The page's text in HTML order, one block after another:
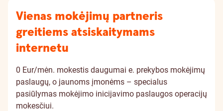
Vienas mokėjimų partneris
greitiems atsiskaitymams
internetu
0 Eur/mėn. mokestis daugumai e. prekybos mokėjimų
paslaugų, o jaunoms įmonėms – specialus
pasiūlymas mokėjimo inicijavimo paslaugos operacijų
mokesčiui.